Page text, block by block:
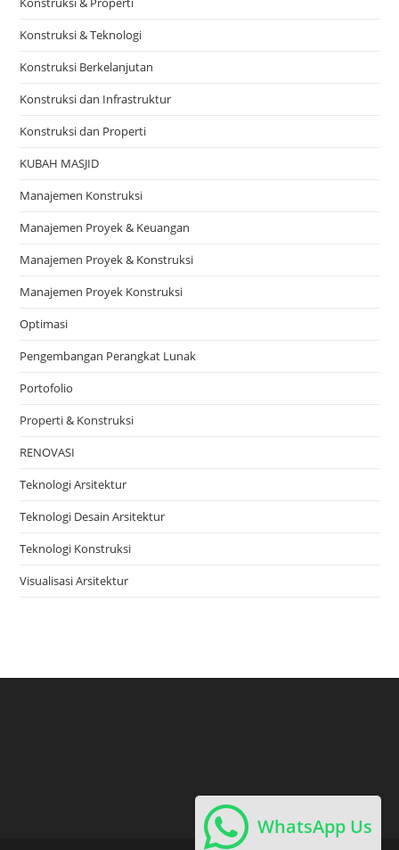
Konstruksi & Teknologi
Konstruksi Berkelanjutan
Konstruksi dan Infrastruktur
Konstruksi dan Properti
KUBAH MASJID
Manajemen Konstruksi
Manajemen Proyek & Keuangan
Manajemen Proyek & Konstruksi
Manajemen Proyek Konstruksi
Optimasi
Pengembangan Perangkat Lunak
Portofolio
Properti & Konstruksi
RENOVASI
Teknologi Arsitektur
Teknologi Desain Arsitektur
Teknologi Konstruksi
Visualisasi Arsitektur
WhatsApp Us